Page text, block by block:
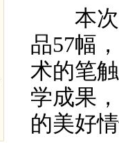
本次
品57幅
术的笔
学成果
的美好